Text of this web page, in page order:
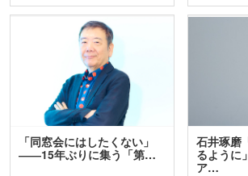
「同窓会にはしたくない」
――15年ぶりに集う「第…
石井琢磨
るよう
ア…